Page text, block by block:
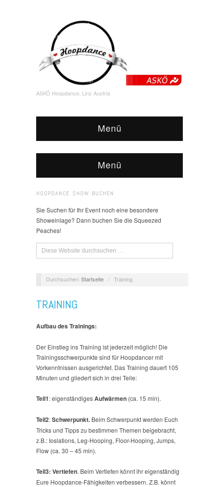
ASKÖ Hoopdance, Linz Austria
Menü
Menü
HOOPDANCE SHOW BUCHEN
Sie Suchen für Ihr Event noch eine besondere
Showeinlage? Dann buchen Sie die Squeezed
Peaches!
Durchsuchen: Startseite / Training
TRAINING
Aufbau des Trainings:
Der Einstieg ins Training ist jederzeit möglich! Die
Trainingsschwerpunkte sind für Hoopdancer mit
Vorkenntnissen ausgerichtet. Das Training dauert 105
Minuten und gliedert sich in drei Teile:
Teil1: eigenständigesAufwärmen (ca. 15 min).
Teil2:Schwerpunkt. Beim Schwerpunkt werden Euch
Tricks und Tipps zu bestimmen Themen beigebracht,
z.B.: Ioslations, Leg-Hooping, Floor-Hooping, Jumps,
Flow (ca. 30 – 45 min).
Teil3: Vertiefen. Beim Vertiefen könnt ihr eigenständig
Eure Hoopdance-Fähigkeiten verbessern. Z.B. könnt